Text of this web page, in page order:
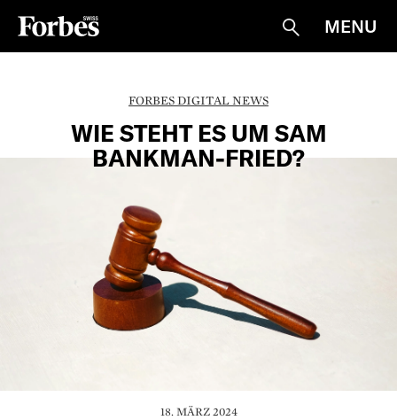
Suche
MENU
FORBES DIGITAL NEWS
WIE STEHT ES UM SAM
BANKMAN-FRIED?
18. MÄRZ 2024